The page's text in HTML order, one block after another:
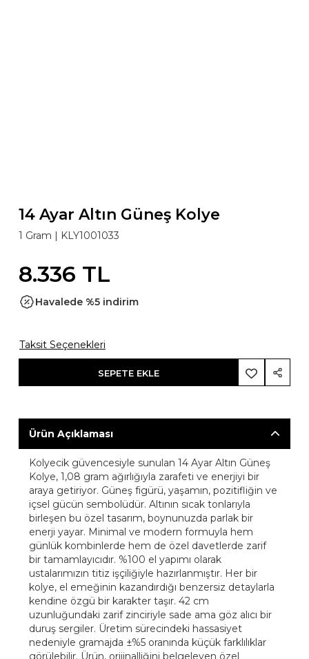
14 Ayar Altın Güneş Kolye
1 Gram | KLY1001033
8.336 TL
Havalede %5 indirim
Taksit Seçenekleri
SEPETE EKLE
Ürün Açıklaması
Kolyecik güvencesiyle sunulan 14 Ayar Altın Güneş
Kolye, 1,08 gram ağırlığıyla zarafeti ve enerjiyi bir
araya getiriyor. Güneş figürü, yaşamın, pozitifliğin ve
içsel gücün sembolüdür. Altının sıcak tonlarıyla
birleşen bu özel tasarım, boynunuzda parlak bir
enerji yayar. Minimal ve modern formuyla hem
günlük kombinlerde hem de özel davetlerde zarif
bir tamamlayıcıdır. %100 el yapımı olarak
ustalarımızın titiz işçiliğiyle hazırlanmıştır. Her bir
kolye, el emeğinin kazandırdığı benzersiz detaylarla
kendine özgü bir karakter taşır. 42 cm
uzunluğundaki zarif zinciriyle sade ama göz alıcı bir
duruş sergiler. Üretim sürecindeki hassasiyet
nedeniyle gramajda ±%5 oranında küçük farklılıklar